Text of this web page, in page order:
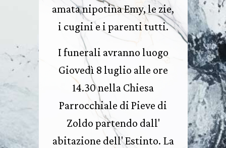
amata nipotina Emy, le zie,
i cugini e i parenti tutti.
I funerali avranno luogo
Giovedì 8 luglio alle ore
14.30 nella Chiesa
Parrocchiale di Pieve di
Zoldo partendo dall'
abitazione dell' Estinto. La